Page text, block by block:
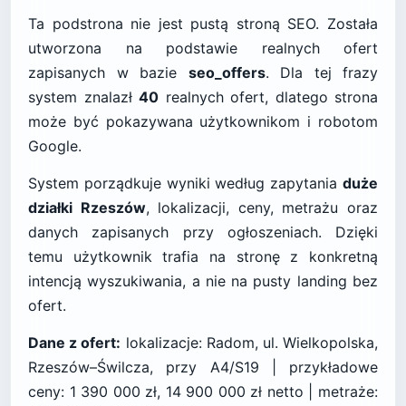
Ta podstrona nie jest pustą stroną SEO. Została
utworzona na podstawie realnych ofert
zapisanych w bazie seo_offers. Dla tej frazy
system znalazł 40 realnych ofert, dlatego strona
może być pokazywana użytkownikom i robotom
Google.
System porządkuje wyniki według zapytania duże
działki Rzeszów, lokalizacji, ceny, metrażu oraz
danych zapisanych przy ogłoszeniach. Dzięki
temu użytkownik trafia na stronę z konkretną
intencją wyszukiwania, a nie na pusty landing bez
ofert.
Dane z ofert: lokalizacje: Radom, ul. Wielkopolska,
Rzeszów–Świlcza, przy A4/S19 | przykładowe
ceny: 1 390 000 zł, 14 900 000 zł netto | metraże: